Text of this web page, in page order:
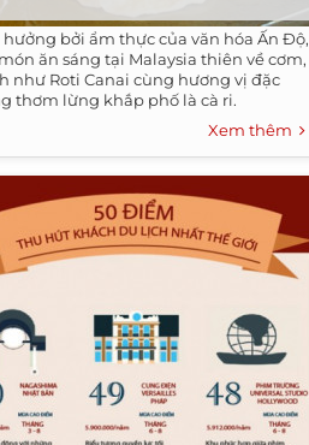
hưởng bởi ẩm thực của văn hóa Ấn Độ,
ăn sáng tại Malaysia thiên về cơm,
như Roti Canai cùng hương vị đặc
thơm lừng khắp phố là cà ri.
Xem thêm